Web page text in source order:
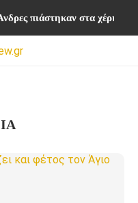
πιάστηκαν στα χέρια